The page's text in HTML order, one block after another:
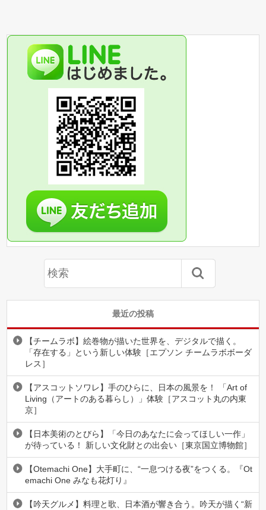
最近の投稿
【チームラボ】絵巻物が描いた世界を、デジタルで描く。
「存在する」という新しい体験［エプソン チームラボボーダ
レス］
【アスコットソワレ】手のひらに、日本の風景を！ 「Art of
Living（アートのある暮らし）」体験［アスコット丸の内東
京］
【日本美術のとびら】「今日のあなたに会ってほしい一作」
が待っている！ 新しい文化財との出会い［東京国立博物館］
【Otemachi One】大手町に、“一息つける夜”をつくる。『Ot
emachi One みなも花灯り』
【吟天グルメ】料理と歌、日本酒が響き合う。吟天が描く“新